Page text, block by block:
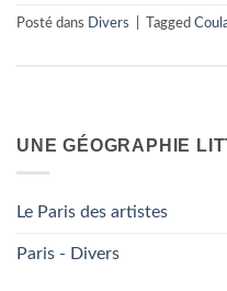
Posté dans Divers Tagged
UNE GÉOGRAPHIE
Le Paris des artistes
Paris - Divers